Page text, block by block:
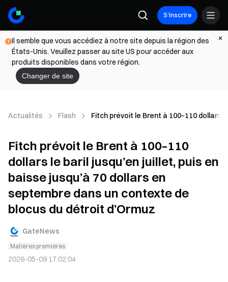
S’inscrire
Il semble que vous accédiez à notre site depuis la région des
États-Unis. Veuillez passer au site US pour accéder aux
produits disponibles dans votre région.
Changer de site
Actualités Flash Fitch prévoit le Brent à 100–110 dollars
Fitch prévoit le Brent à 100–110
dollars le baril jusqu’en juillet, puis en
baisse jusqu’à 70 dollars en
septembre dans un contexte de
blocus du détroit d’Ormuz
GateNews
Matières premières
2026-05-09 17:02:04